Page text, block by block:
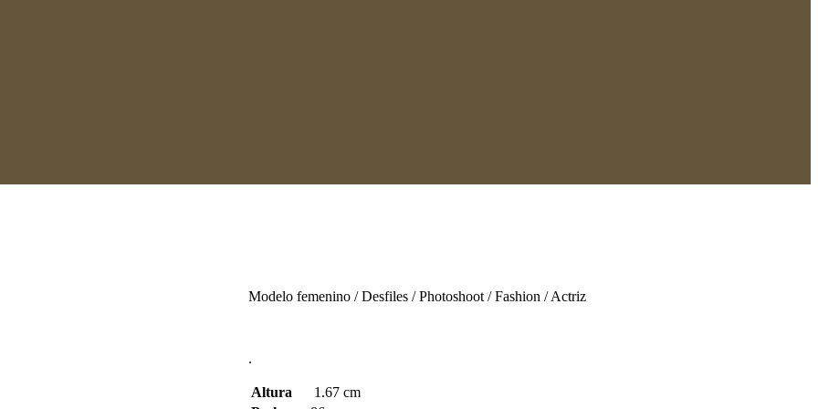
Modelo femenino / Desfiles / Photoshoot / Fashion / Actriz
.
Altura
1.67 cm